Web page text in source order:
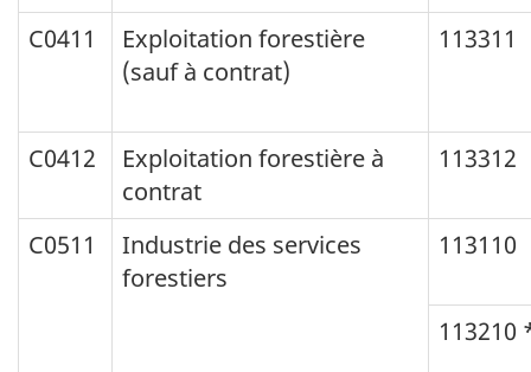
C0411
Exploitation forestière
(sauf à contrat)
113311
C0412
Exploitation forestière à
contrat
113312
C0511
Industrie des services
forestiers
113110
113210